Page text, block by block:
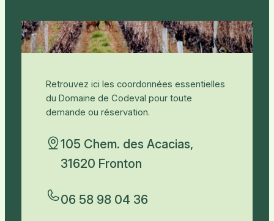
Retrouvez ici les coordonnées essentielles
du Domaine de Codeval pour toute
demande ou réservation.
105 Chem. des Acacias,
31620 Fronton
06 58 98 04 36